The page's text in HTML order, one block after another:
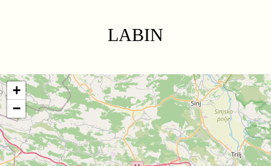
LABIN
+
−